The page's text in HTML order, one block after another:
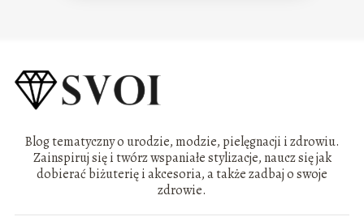
Blog tematyczny o urodzie, modzie, pielęgnacji i zdrowiu.
Zainspiruj się i twórz wspaniałe stylizacje, naucz się jak
dobierać biżuterię i akcesoria, a także zadbaj o swoje
zdrowie.